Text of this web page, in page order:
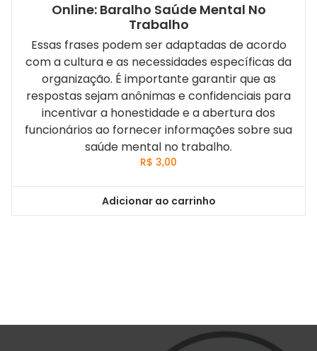
Online: Baralho Saúde Mental No
Trabalho
Essas frases podem ser adaptadas de acordo
com a cultura e as necessidades específicas da
organização. É importante garantir que as
respostas sejam anônimas e confidenciais para
incentivar a honestidade e a abertura dos
funcionários ao fornecer informações sobre sua
saúde mental no trabalho.
R$ 3,00
Adicionar ao carrinho